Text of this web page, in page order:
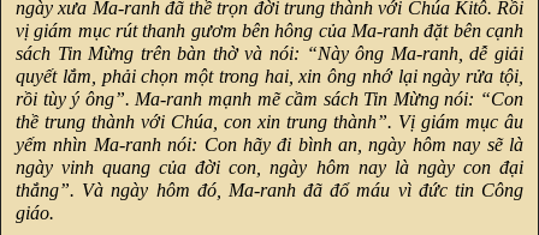
ngày xưa Ma-ranh đã thề trọn đời trung thành với Chúa Kitô. Rồi
vị giám mục rút thanh gươm bên hông của Ma-ranh đặt bên cạnh
sách Tin Mừng trên bàn thờ và nói: “Này ông Ma-ranh, dễ giải
quyết lắm, phải chọn một trong hai, xin ông nhớ lại ngày rửa tội,
rồi tùy ý ông”. Ma-ranh mạnh mẽ cầm sách Tin Mừng nói: “Con
thề trung thành với Chúa, con xin trung thành”. Vị giám mục âu
yếm nhìn Ma-ranh nói: Con hãy đi bình an, ngày hôm nay sẽ là
ngày vinh quang của đời con, ngày hôm nay là ngày con đại
thắng”. Và ngày hôm đó, Ma-ranh đã đổ máu vì đức tin Công
giáo.